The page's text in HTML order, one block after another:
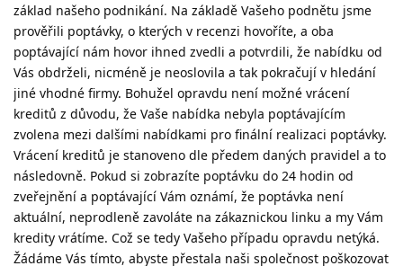
základ našeho podnikání. Na základě Vašeho podnětu jsme
prověřili poptávky, o kterých v recenzi hovoříte, a oba
poptávající nám hovor ihned zvedli a potvrdili, že nabídku od
Vás obdrželi, nicméně je neoslovila a tak pokračují v hledání
jiné vhodné firmy. Bohužel opravdu není možné vrácení
kreditů z důvodu, že Vaše nabídka nebyla poptávajícím
zvolena mezi dalšími nabídkami pro finální realizaci poptávky.
Vrácení kreditů je stanoveno dle předem daných pravidel a to
následovně. Pokud si zobrazíte poptávku do 24 hodin od
zveřejnění a poptávající Vám oznámí, že poptávka není
aktuální, neprodleně zavoláte na zákaznickou linku a my Vám
kredity vrátíme. Což se tedy Vašeho případu opravdu netýká.
Žádáme Vás tímto, abyste přestala naši společnost poškozovat